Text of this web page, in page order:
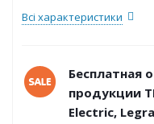
Всі характеристики
Бесплатная
продукции
Electric,